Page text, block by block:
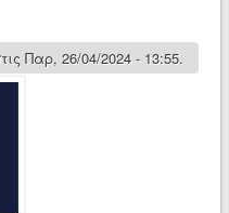
Παρ, 26/04/2024 - 13:55.